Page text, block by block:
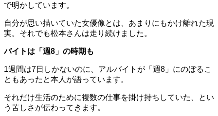
で明かしています。
自分が思い描いていた女優像とは、あまりにもかけ離れた現
実。それでも松本さんは走り続けました。
バイトは「週8」の時期も
1週間は7日しかないのに、アルバイトが「週8」にのぼるこ
ともあったと本人が語っています。
それだけ生活のために複数の仕事を掛け持ちしていた、とい
う苦しさが伝わってきます。